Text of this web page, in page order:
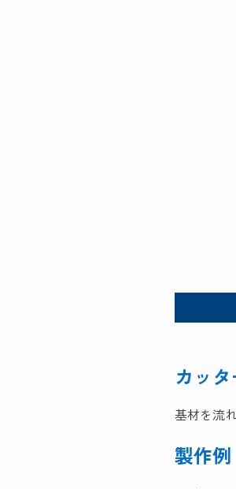
カッ
基材を流
製作例